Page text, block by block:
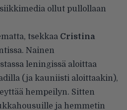
ollut pullollaan
tsekkaa Cristina
Nainen
leningissä aloittaa
(ja kauniisti aloittaakin),
hempeilyn. Sitten
ja hemmetin